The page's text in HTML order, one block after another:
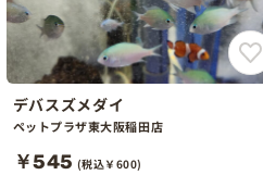
デバスズメダイ
ペットプラザ東大阪稲田店
￥545 (税込￥600)